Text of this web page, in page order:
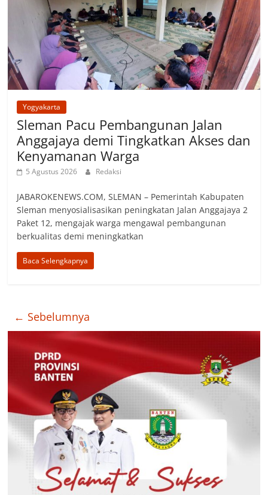
Yogyakarta
Sleman Pacu Pembangunan Jalan
Anggajaya demi Tingkatkan Akses dan
Kenyamanan Warga
5 Agustus 2026 Redaksi
‎JABAROKENEWS.COM, SLEMAN – Pemerintah Kabupaten
Sleman menyosialisasikan peningkatan Jalan Anggajaya 2
Paket 12, mengajak warga mengawal pembangunan
berkualitas demi meningkatkan
Baca Selengkapnya
← Sebelumnya